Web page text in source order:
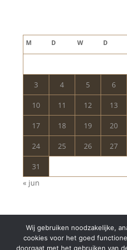
M D W D
3 4 5 6
10 11 12 13
17 18 19 20
24 25 26 27
31
« jun
Wij gebruiken noodzakelijke,
cookies voor het goed
doorgaat met het gebruiken van